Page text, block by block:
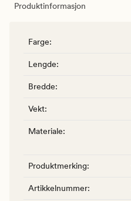
Produktinformasjon
Farge:
Lengde:
Bredde:
Vekt:
Materiale:
Produktmerking:
Artikkelnummer: